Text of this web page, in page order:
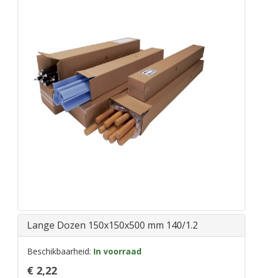
Lange Dozen 150x150x500 mm 140/1.2
Beschikbaarheid: In voorraad
€ 2,22